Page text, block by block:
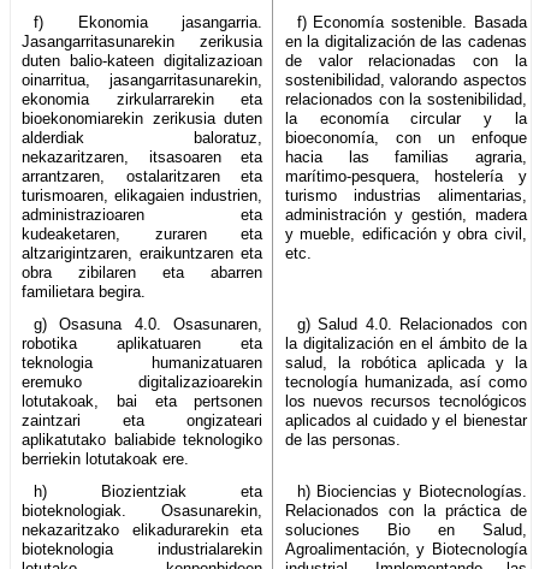
f) Ekonomia jasangarria.
Jasangarritasunarekin zerikusia
duten balio-kateen digitalizazioan
oinarritua, jasangarritasunarekin,
ekonomia zirkularrarekin eta
bioekonomiarekin zerikusia duten
alderdiak baloratuz,
nekazaritzaren, itsasoaren eta
arrantzaren, ostalaritzaren eta
turismoaren, elikagaien industrien,
administrazioaren eta
kudeaketaren, zuraren eta
altzarigintzaren, eraikuntzaren eta
obra zibilaren eta abarren
familietara begira.
f) Economía sostenible. Basada
en la digitalización de las cadenas
de valor relacionadas con la
sostenibilidad, valorando aspectos
relacionados con la sostenibilidad,
la economía circular y la
bioeconomía, con un enfoque
hacia las familias agraria,
marítimo-pesquera, hostelería y
turismo industrias alimentarias,
administración y gestión, madera
y mueble, edificación y obra civil,
etc.
g) Osasuna 4.0. Osasunaren,
robotika aplikatuaren eta
teknologia humanizatuaren
eremuko digitalizazioarekin
lotutakoak, bai eta pertsonen
zaintzari eta ongizateari
aplikatutako baliabide teknologiko
berriekin lotutakoak ere.
g) Salud 4.0. Relacionados con
la digitalización en el ámbito de la
salud, la robótica aplicada y la
tecnología humanizada, así como
los nuevos recursos tecnológicos
aplicados al cuidado y el bienestar
de las personas.
h) Biozientziak eta
bioteknologiak. Osasunarekin,
nekazaritzako elikadurarekin eta
bioteknologia industrialarekin
h) Biociencias y Biotecnologías.
Relacionados con la práctica de
soluciones Bio en Salud,
Agroalimentación, y Biotecnología